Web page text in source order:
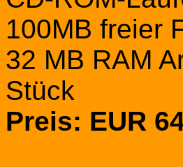
100MB freier
32 MB RAM
Stück
Preis: EUR